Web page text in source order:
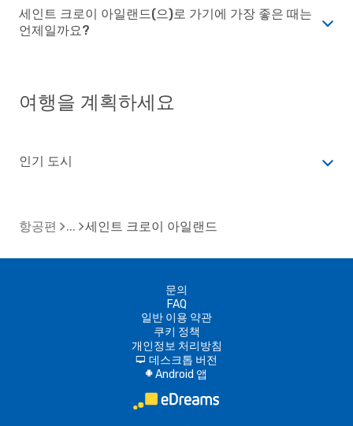
세인트 크로이 아일랜드(으)로 가기에 가장 좋은 때는
언제일까요?
여행을 계획하세요
인기 도시
항공편 세인트 크로이 아일랜드
문의
FAQ
일반 이용 약관
쿠키 정책
개인정보 처리방침
d 데스크톱 버전
A Android 앱